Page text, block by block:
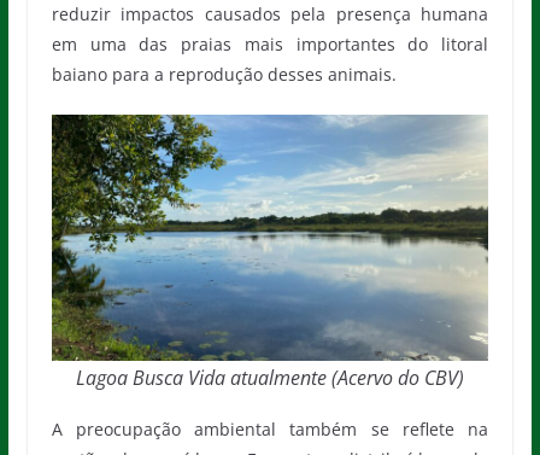
reduzir impactos causados pela presença humana
em uma das praias mais importantes do litoral
baiano para a reprodução desses animais.
Lagoa Busca Vida atualmente (Acervo do CBV)
A preocupação ambiental também se reflete na